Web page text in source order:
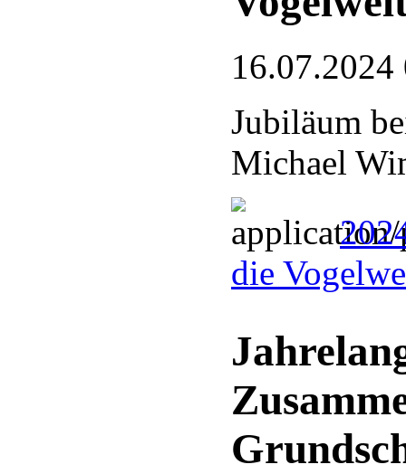
16.07.2024
Jubiläum
Michael
die